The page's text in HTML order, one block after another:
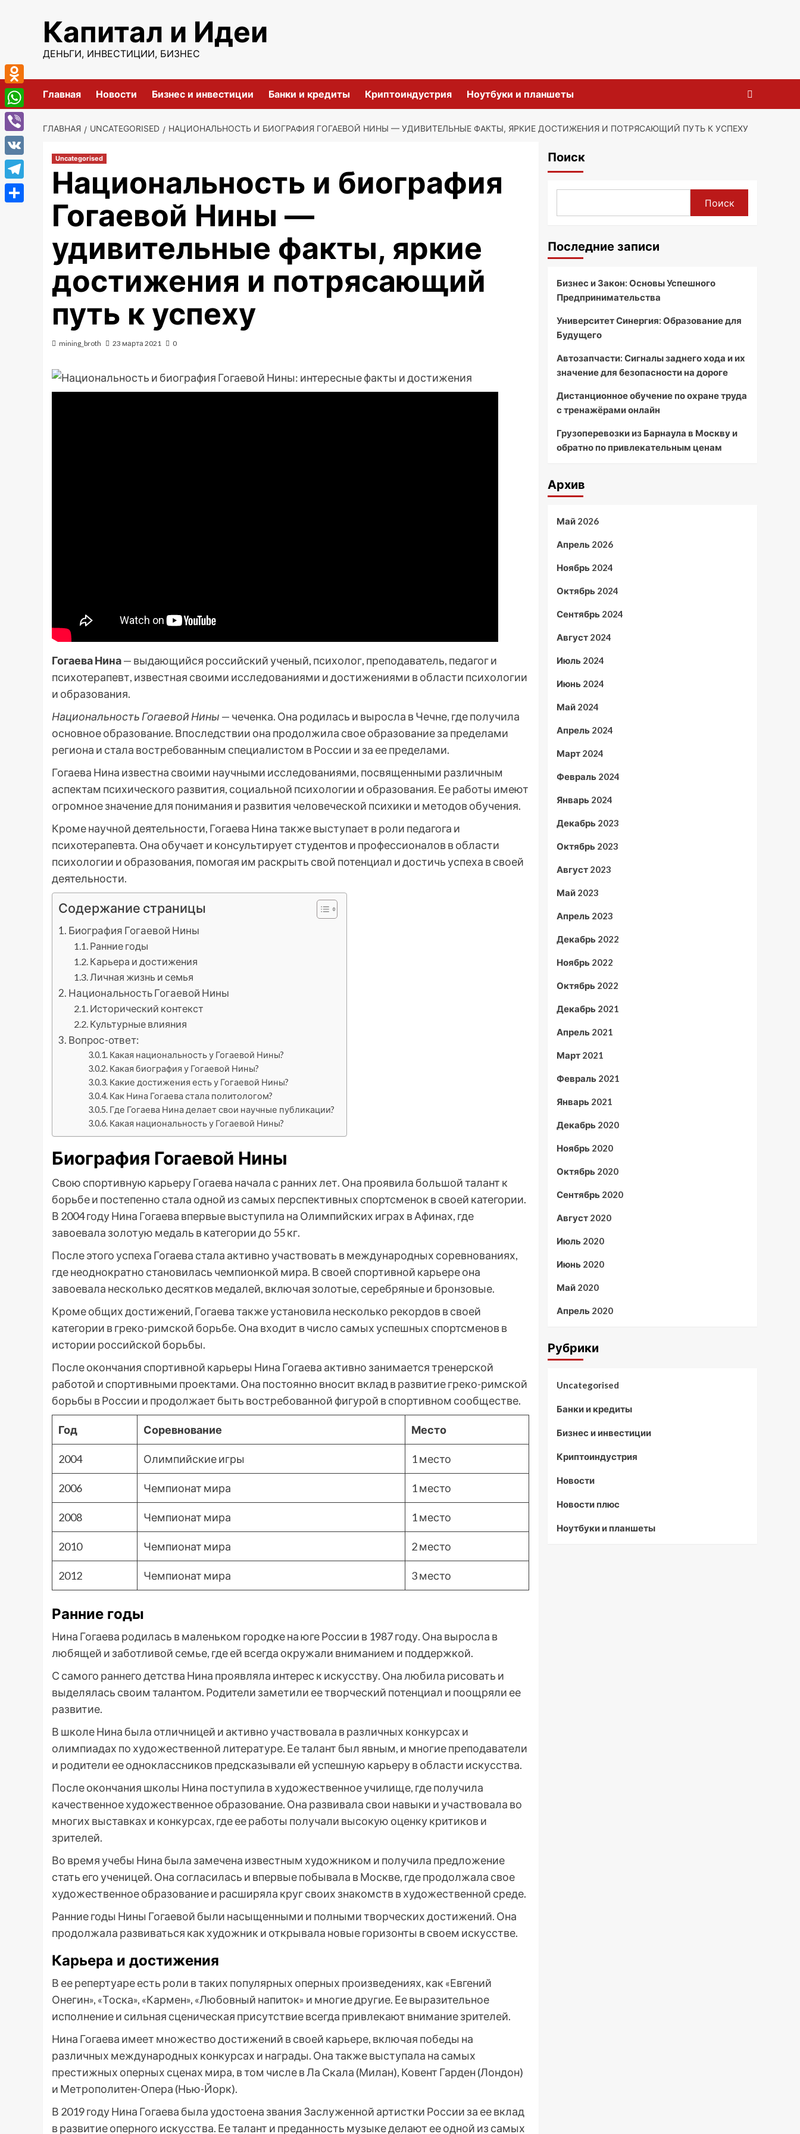
содержимомуКапитал и Идеи
ДЕНЬГИ, ИНВЕСТИЦИИ, БИЗНЕС
Главная Новости Бизнес и инвестиции Банки и кредиты Криптоиндустрия Ноутбуки и планшеты
ГЛАВНАЯ UNCATEGORISED НАЦИОНАЛЬНОСТЬ И БИОГРАФИЯ ГОГАЕВОЙ НИНЫ — УДИВИТЕЛЬНЫЕ ФАКТЫ, ЯРКИЕ ДОСТИЖЕНИЯ И ПОТРЯСАЮЩИЙ ПУТЬ К УСПЕХУ
Uncategorised
Национальность и биография
Гогаевой Нины —
удивительные факты, яркие
достижения и потрясающий
путь к успеху
mining_broth 23 марта 2021 0
Гогаева Нина— выдающийся российский ученый, психолог, преподаватель, педагог и
психотерапевт, известная своими исследованиями и достижениями в области психологии
и образования.
Национальность Гогаевой Нины — чеченка. Она родилась и выросла в Чечне, где получила
основное образование. Впоследствии она продолжила свое образование за пределами
региона и стала востребованным специалистом в России и за ее пределами.
Гогаева Нина известна своими научными исследованиями, посвященными различным
аспектам психического развития, социальной психологии и образования. Ее работы имеют
огромное значение для понимания и развития человеческой психики и методов обучения.
Кроме научной деятельности, Гогаева Нина также выступает в роли педагога и
психотерапевта. Она обучает и консультирует студентов и профессионалов в области
психологии и образования, помогая им раскрыть свой потенциал и достичь успеха в своей
деятельности.
Содержание страницы
Биография Гогаевой Нины
Ранние годы
Карьера и достижения
Личная жизнь и семья
Национальность Гогаевой Нины
Исторический контекст
Культурные влияния
Вопрос-ответ:
Какая национальность у Гогаевой Нины?
Какая биография у Гогаевой Нины?
Какие достижения есть у Гогаевой Нины?
Как Нина Гогаева стала политологом?
Где Гогаева Нина делает свои научные публикации?
Какая национальность у Гогаевой Нины?
Биография Гогаевой Нины
Свою спортивную карьеру Гогаева начала с ранних лет. Она проявила большой талант к
борьбе и постепенно стала одной из самых перспективных спортсменок в своей категории.
В 2004 году Нина Гогаева впервые выступила на Олимпийских играх в Афинах, где
завоевала золотую медаль в категории до 55 кг.
После этого успеха Гогаева стала активно участвовать в международных соревнованиях,
где неоднократно становилась чемпионкой мира. В своей спортивной карьере она
завоевала несколько десятков медалей, включая золотые, серебряные и бронзовые.
Кроме общих достижений, Гогаева также установила несколько рекордов в своей
категории в греко-римской борьбе. Она входит в число самых успешных спортсменов в
истории российской борьбы.
После окончания спортивной карьеры Нина Гогаева активно занимается тренерской
работой и спортивными проектами. Она постоянно вносит вклад в развитие греко-римской
борьбы в России и продолжает быть востребованной фигурой в спортивном сообществе.
Год Соревнование Место
2004 Олимпийские игры 1 место
2006 Чемпионат мира 1 место
2008 Чемпионат мира 1 место
2010 Чемпионат мира 2 место
2012 Чемпионат мира 3 место
Ранние годы
Нина Гогаева родилась в маленьком городке на юге России в 1987 году. Она выросла в
любящей и заботливой семье, где ей всегда окружали вниманием и поддержкой.
С самого раннего детства Нина проявляла интерес к искусству. Она любила рисовать и
выделялась своим талантом. Родители заметили ее творческий потенциал и поощряли ее
развитие.
В школе Нина была отличницей и активно участвовала в различных конкурсах и
олимпиадах по художественной литературе. Ее талант был явным, и многие преподаватели
и родители ее одноклассников предсказывали ей успешную карьеру в области искусства.
После окончания школы Нина поступила в художественное училище, где получила
качественное художественное образование. Она развивала свои навыки и участвовала во
многих выставках и конкурсах, где ее работы получали высокую оценку критиков и
зрителей.
Во время учебы Нина была замечена известным художником и получила предложение
стать его ученицей. Она согласилась и впервые побывала в Москве, где продолжала свое
художественное образование и расширяла круг своих знакомств в художественной среде.
Ранние годы Нины Гогаевой были насыщенными и полными творческих достижений. Она
продолжала развиваться как художник и открывала новые горизонты в своем искусстве.
Карьера и достижения
В ее репертуаре есть роли в таких популярных оперных произведениях, как «Евгений
Онегин», «Тоска», «Кармен», «Любовный напиток» и многие другие. Ее выразительное
исполнение и сильная сценическая присутствие всегда привлекают внимание зрителей.
Нина Гогаева имеет множество достижений в своей карьере, включая победы на
различных международных конкурсах и награды. Она также выступала на самых
престижных оперных сценах мира, в том числе в Ла Скала (Милан), Ковент Гарден (Лондон)
и Метрополитен-Опера (Нью-Йорк).
В 2019 году Нина Гогаева была удостоена звания Заслуженной артистки России за ее вклад
в развитие оперного искусства. Ее талант и преданность музыке делают ее одной из самых
Поиск
Поиск
Последние записи
Бизнес и Закон: Основы Успешного
Предпринимательства
Университет Синергия: Образование для
Будущего
Автозапчасти: Сигналы заднего хода и их
значение для безопасности на дороге
Дистанционное обучение по охране труда
с тренажёрами онлайн
Грузоперевозки из Барнаула в Москву и
обратно по привлекательным ценам
Архив
Май 2026
Апрель 2026
Ноябрь 2024
Октябрь 2024
Сентябрь 2024
Август 2024
Июль 2024
Июнь 2024
Май 2024
Апрель 2024
Март 2024
Февраль 2024
Январь 2024
Декабрь 2023
Октябрь 2023
Август 2023
Май 2023
Апрель 2023
Декабрь 2022
Ноябрь 2022
Октябрь 2022
Декабрь 2021
Апрель 2021
Март 2021
Февраль 2021
Январь 2021
Декабрь 2020
Ноябрь 2020
Октябрь 2020
Сентябрь 2020
Август 2020
Июль 2020
Июнь 2020
Май 2020
Апрель 2020
Рубрики
Uncategorised
Банки и кредиты
Бизнес и инвестиции
Криптоиндустрия
Новости
Новости плюс
Ноутбуки и планшеты
Odnoklassniki
WhatsApp
Viber
VK
Telegram